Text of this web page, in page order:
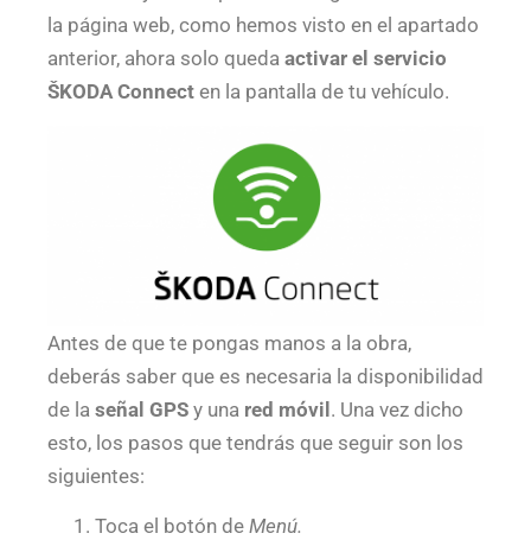
la página web, como hemos visto en el apartado
anterior, ahora solo queda activar el servicio
ŠKODA Connect en la pantalla de tu vehículo.
Antes de que te pongas manos a la obra,
deberás saber que es necesaria la disponibilidad
de la señal GPS y una red móvil. Una vez dicho
esto, los pasos que tendrás que seguir son los
siguientes:
Toca el botón de Menú.